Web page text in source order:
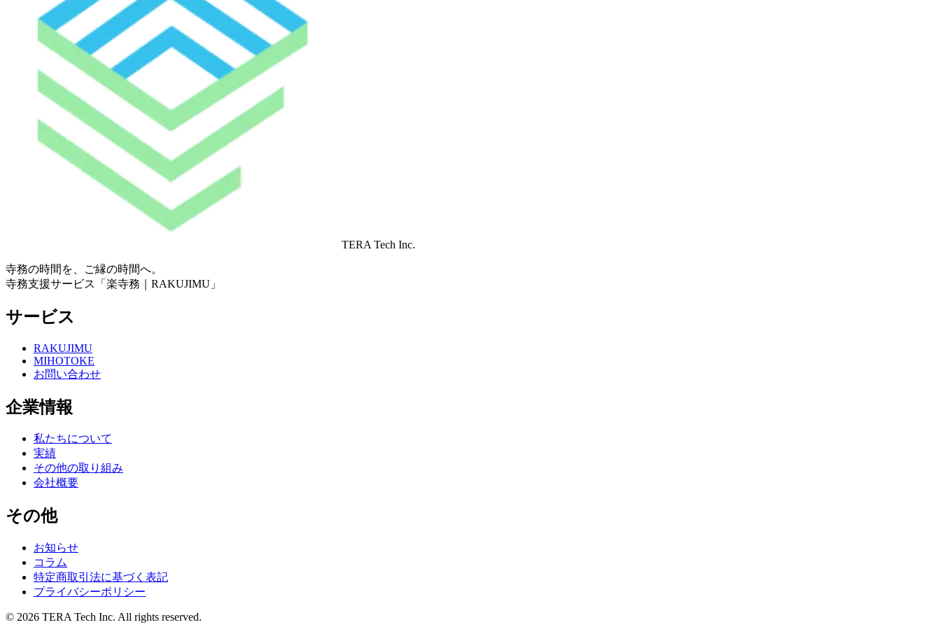
TERA Tech Inc.
寺務の時間を、ご縁の時間へ。
寺務支援サービス「 楽寺務｜RAKUJIMU 」
サービス
RAKUJIMU
MIHOTOKE
お問い合わせ
企業情報
私たちについて
実績
その他の取り組み
会社概要
その他
お知らせ
コラム
特定商取引法に基づく表記
プライバシーポリシー
© 2026 TERA Tech Inc. All rights reserved.